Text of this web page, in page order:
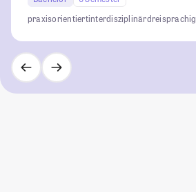
praxisorientiertinterdisziplinärdreisprachig